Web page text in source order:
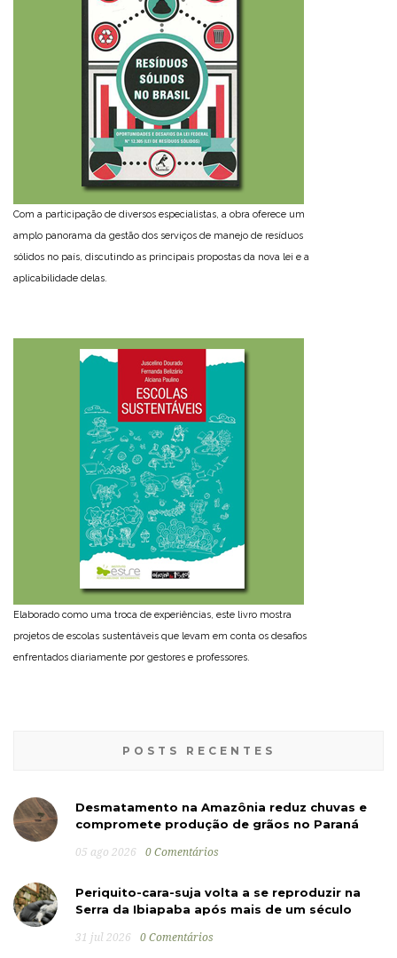
Com a participação de diversos especialistas, a obra oferece um
amplo panorama da gestão dos serviços de manejo de resíduos
sólidos no país, discutindo as principais propostas da nova lei e a
aplicabilidade delas.
Elaborado como uma troca de experiências, este livro mostra
projetos de escolas sustentáveis que levam em conta os desafios
enfrentados diariamente por gestores e professores.
POSTS RECENTES
Desmatamento na Amazônia reduz chuvas e
compromete produção de grãos no Paraná
05 ago 2026 0 Comentários
Periquito-cara-suja volta a se reproduzir na
Serra da Ibiapaba após mais de um século
31 jul 2026 0 Comentários